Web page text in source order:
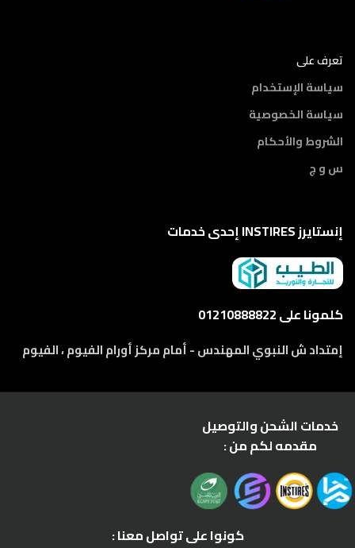
تعرف على
سياسة الإستخدام
سياسة الخصوصية
الشروط والأحكام
س و ج
إنستايرز INSTIRES إحدى خدمات
كلمونا على 01210888822
إمتداد ش النبوي المهندس - أمام مركز أورام الفيوم ، الفيوم
خدمات الشحن والتوصيل
مقدمه لكم من :
كونوا على تواصل معنا :